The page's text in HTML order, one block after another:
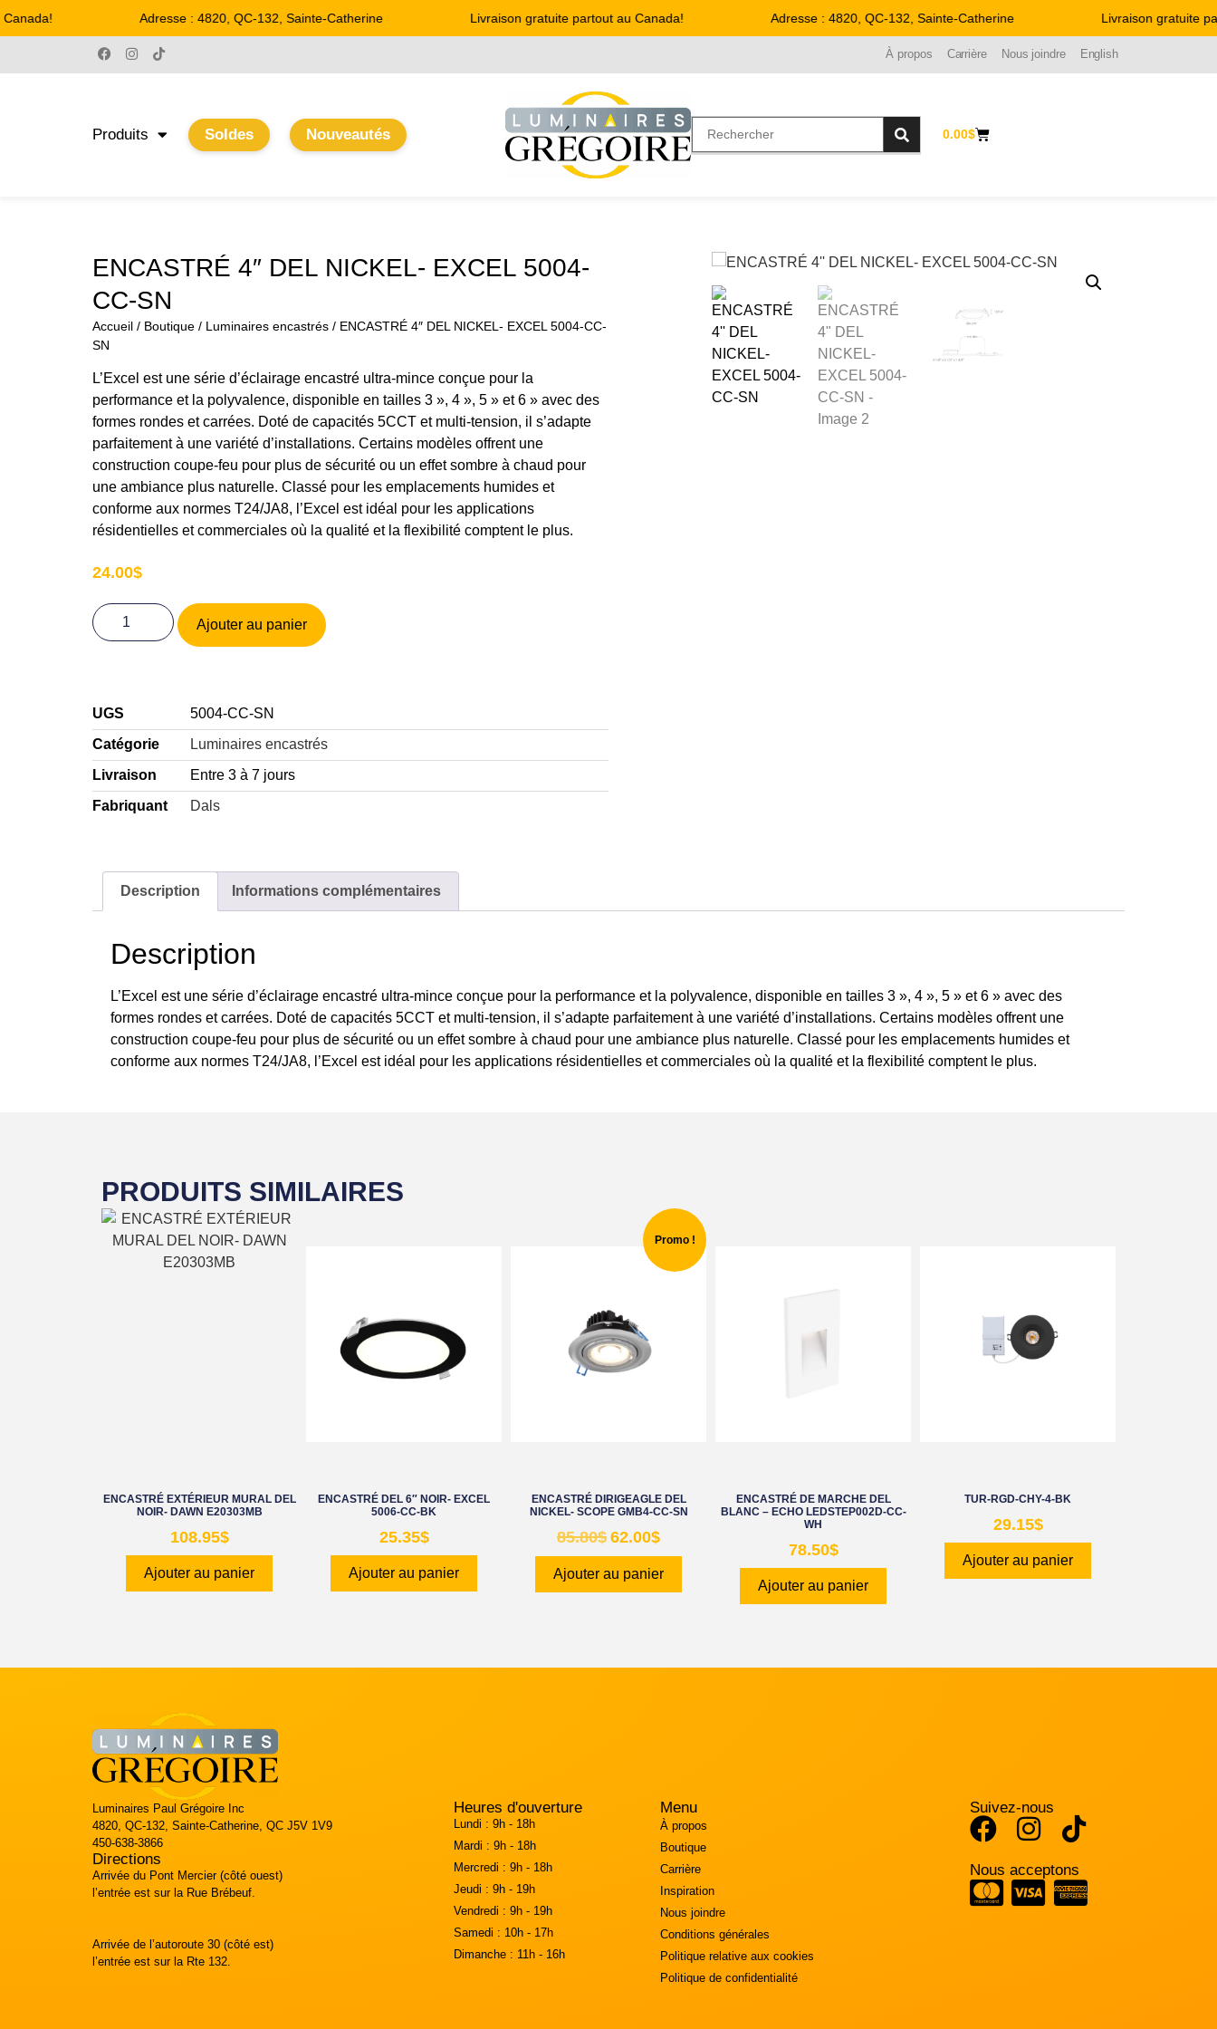
Adresse : 4820, QC-132, Sainte-Catherine Livraison gratuite partout au Canada! Adresse : 4820, QC-132, Sainte-Catherine Livraison gratuite
À propos Carrière Nous joindre English
Produits Soldes Nouveautés 0.00$
ENCASTRÉ 4″ DEL NICKEL- EXCEL 5004-
CC-SN
Accueil / Boutique / Luminaires encastrés / ENCASTRÉ 4″ DEL NICKEL- EXCEL 5004-CC-
SN
L’Excel est une série d’éclairage encastré ultra-mince conçue pour la
performance et la polyvalence, disponible en tailles 3 », 4 », 5 » et 6 » avec des
formes rondes et carrées. Doté de capacités 5CCT et multi-tension, il s’adapte
parfaitement à une variété d’installations. Certains modèles offrent une
construction coupe-feu pour plus de sécurité ou un effet sombre à chaud pour
une ambiance plus naturelle. Classé pour les emplacements humides et
conforme aux normes T24/JA8, l’Excel est idéal pour les applications
résidentielles et commerciales où la qualité et la flexibilité comptent le plus.
24.00$
Ajouter au panier
UGS
5004-CC-SN
Catégorie
Luminaires encastrés
Livraison
Entre 3 à 7 jours
Fabriquant
Dals
Description Informations complémentaires
Description
L’Excel est une série d’éclairage encastré ultra-mince conçue pour la performance et la polyvalence, disponible en tailles 3 », 4 », 5 » et 6 » avec des
formes rondes et carrées. Doté de capacités 5CCT et multi-tension, il s’adapte parfaitement à une variété d’installations. Certains modèles offrent une
construction coupe-feu pour plus de sécurité ou un effet sombre à chaud pour une ambiance plus naturelle. Classé pour les emplacements humides et
conforme aux normes T24/JA8, l’Excel est idéal pour les applications résidentielles et commerciales où la qualité et la flexibilité comptent le plus.
PRODUITS SIMILAIRES
ENCASTRÉ EXTÉRIEUR MURAL DEL
NOIR- DAWN E20303MB
108.95$
Ajouter au panier
ENCASTRÉ DEL 6″ NOIR- EXCEL
5006-CC-BK
25.35$
Ajouter au panier
Promo !
ENCASTRÉ DIRIGEAGLE DEL
NICKEL- SCOPE GMB4-CC-SN
85.80$ 62.00$
Ajouter au panier
ENCASTRÉ DE MARCHE DEL
BLANC – ECHO LEDSTEP002D-CC-
WH
78.50$
Ajouter au panier
TUR-RGD-CHY-4-BK
29.15$
Ajouter au panier
Luminaires Paul Grégoire Inc
4820, QC-132, Sainte-Catherine, QC J5V 1V9
450-638-3866
Directions
Arrivée du Pont Mercier (côté ouest)
l’entrée est sur la Rue Brébeuf.
Arrivée de l’autoroute 30 (côté est)
l’entrée est sur la Rte 132.
Heures d'ouverture
Lundi : 9h - 18h
Mardi : 9h - 18h
Mercredi : 9h - 18h
Jeudi : 9h - 19h
Vendredi : 9h - 19h
Samedi : 10h - 17h
Dimanche : 11h - 16h
Menu
À propos
Boutique
Carrière
Inspiration
Nous joindre
Conditions générales
Politique relative aux cookies
Politique de confidentialité
Suivez-nous
Nous acceptons